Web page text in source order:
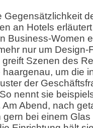
Gegensätzlichkeit
an Hotels
Business-Women
nur um Design-
Szenen des
um die
der
nennt sie
Am Abend, nach
gern bei einem